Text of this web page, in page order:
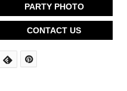
PARTY PHOTO
CONTACT US